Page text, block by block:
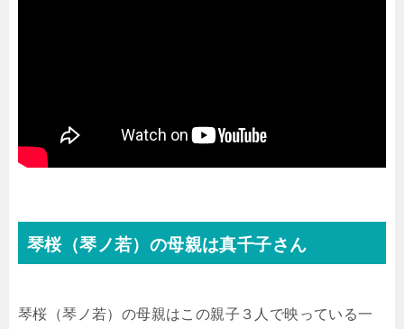
琴桜（琴ノ若）の母親は真千子さん
琴桜（琴ノ若）の母親はこの親子３人で映っている一